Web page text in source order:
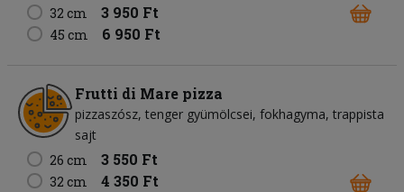
32 cm 3 950 Ft
45 cm 6 950 Ft
Frutti di Mare pizza
pizzaszósz tenger gyümölcsei fokhagyma trappista
sajt
26 cm
3 550 Ft
32 cm 4 350 Ft